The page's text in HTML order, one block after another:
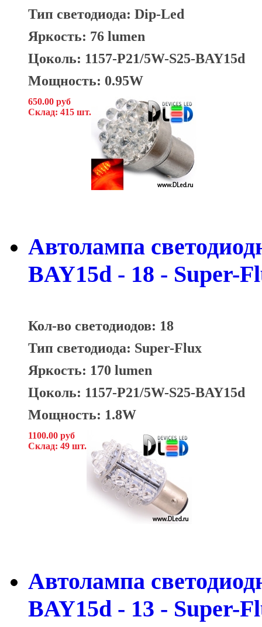
Тип светодиода: Dip-Led
Яркость: 76 lumen
Цоколь: 1157-P21/5W-S25-BAY15d
Мощность: 0.95W
650.00 руб
Склад: 415 шт.
Автолампа
BAY15d - 18 - Super-
Кол-во светодиодов: 18
Тип светодиода: Super-Flux
Яркость: 170 lumen
Цоколь: 1157-P21/5W-S25-BAY15d
Мощность: 1.8W
1100.00 руб
Склад: 49 шт.
Автолампа
BAY15d - 13 - Super-